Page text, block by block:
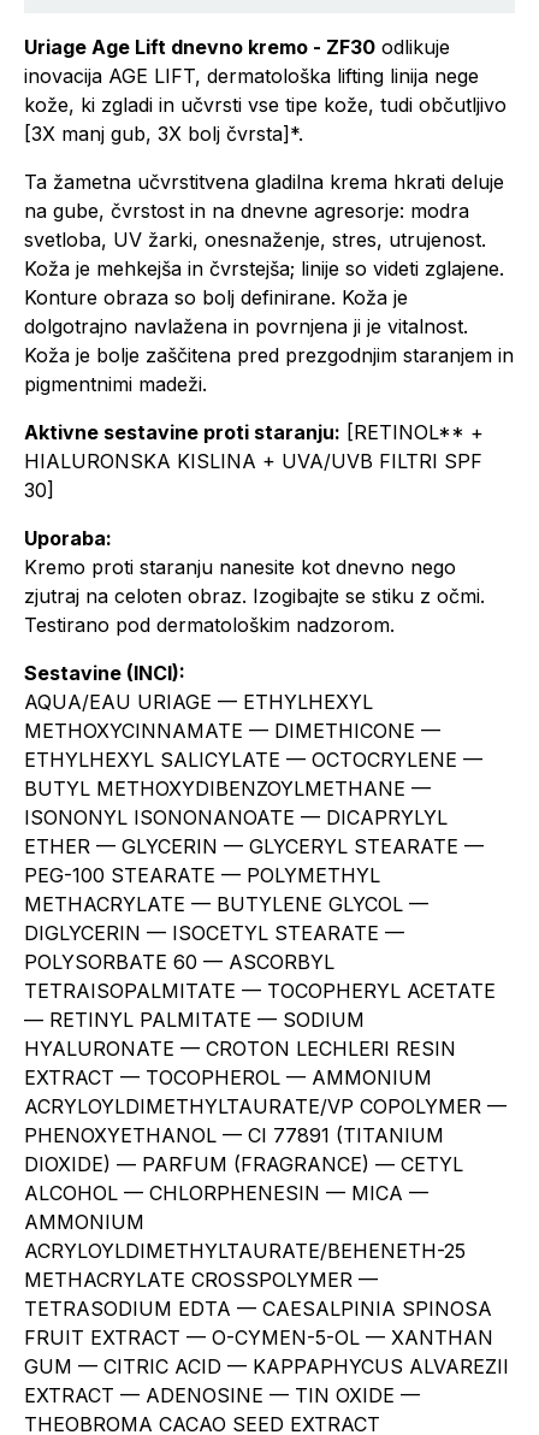
Uriage Age Lift dnevno kremo - ZF30 odlikuje
inovacija AGE LIFT, dermatološka lifting linija nege
kože, ki zgladi in učvrsti vse tipe kože, tudi občutljivo
[3X manj gub, 3X bolj čvrsta]*.
Ta žametna učvrstitvena gladilna krema hkrati deluje
na gube, čvrstost in na dnevne agresorje: modra
svetloba, UV žarki, onesnaženje, stres, utrujenost.
Koža je mehkejša in čvrstejša; linije so videti zglajene.
Konture obraza so bolj definirane. Koža je
dolgotrajno navlažena in povrnjena ji je vitalnost.
Koža je bolje zaščitena pred prezgodnjim staranjem in
pigmentnimi madeži.
Aktivne sestavine proti staranju: [RETINOL** +
HIALURONSKA KISLINA + UVA/UVB FILTRI SPF
30]
Uporaba:
Kremo proti staranju nanesite kot dnevno nego
zjutraj na celoten obraz. Izogibajte se stiku z očmi.
Testirano pod dermatološkim nadzorom.
Sestavine (INCI):
AQUA/EAU URIAGE — ETHYLHEXYL
METHOXYCINNAMATE — DIMETHICONE —
ETHYLHEXYL SALICYLATE — OCTOCRYLENE —
BUTYL METHOXYDIBENZOYLMETHANE —
ISONONYL ISONONANOATE — DICAPRYLYL
ETHER — GLYCERIN — GLYCERYL STEARATE —
PEG-100 STEARATE — POLYMETHYL
METHACRYLATE — BUTYLENE GLYCOL —
DIGLYCERIN — ISOCETYL STEARATE —
POLYSORBATE 60 — ASCORBYL
TETRAISOPALMITATE — TOCOPHERYL ACETATE
— RETINYL PALMITATE — SODIUM
HYALURONATE — CROTON LECHLERI RESIN
EXTRACT — TOCOPHEROL — AMMONIUM
ACRYLOYLDIMETHYLTAURATE/VP COPOLYMER —
PHENOXYETHANOL — CI 77891 (TITANIUM
DIOXIDE) — PARFUM (FRAGRANCE) — CETYL
ALCOHOL — CHLORPHENESIN — MICA —
AMMONIUM
ACRYLOYLDIMETHYLTAURATE/BEHENETH-25
METHACRYLATE CROSSPOLYMER —
TETRASODIUM EDTA — CAESALPINIA SPINOSA
FRUIT EXTRACT — O-CYMEN-5-OL — XANTHAN
GUM — CITRIC ACID — KAPPAPHYCUS ALVAREZII
EXTRACT — ADENOSINE — TIN OXIDE —
THEOBROMA CACAO SEED EXTRACT